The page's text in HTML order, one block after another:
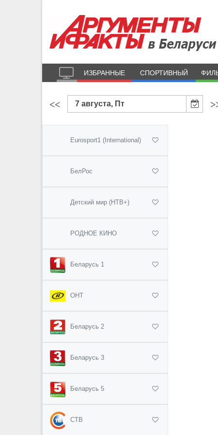
ИЗБРАННЫЕ СПОРТИВНЫЙ
<< 7 августа, Пт
Eurosport1 (International)
БелРос
Детский мир (НТВ+)
РОДНОЕ КИНО
Беларусь 1
ОНТ
Беларусь 2
Беларусь 3
Беларусь 5
СТВ